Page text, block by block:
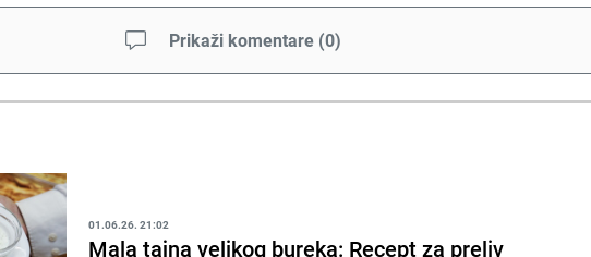
Prikaži komentare (0)
01.06.26. 21:02
Mala tajna velikog bureka: Recept za preliv